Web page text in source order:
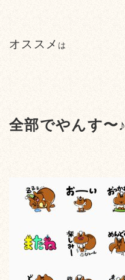
オススメ は
全部でやんす〜♪